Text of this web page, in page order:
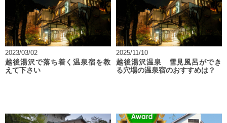
2023/03/02
越後湯沢で落ち着く温泉宿を教
えて下さい
2025/11/10
越後湯沢温泉 雪見風呂ができ
る穴場の温泉宿のおすすめは？